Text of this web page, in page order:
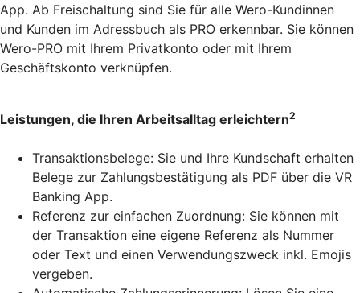
App. Ab Freischaltung sind Sie für alle Wero-Kundinnen
und Kunden im Adressbuch als PRO erkennbar. Sie können
Wero-PRO mit Ihrem Privatkonto oder mit Ihrem
Geschäftskonto verknüpfen.
Leistungen, die Ihren Arbeitsalltag erleichtern2
Transaktionsbelege: Sie und Ihre Kundschaft erhalten
Belege zur Zahlungsbestätigung als PDF über die VR
Banking App.
Referenz zur einfachen Zuordnung: Sie können mit
der Transaktion eine eigene Referenz als Nummer
oder Text und einen Verwendungszweck inkl. Emojis
vergeben.